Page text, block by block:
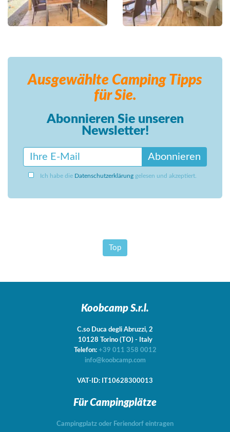
Ausgewählte Camping Tipps
für Sie.
Abonnieren Sie unseren
Newsletter!
Abonnieren
Ich habe die Datenschutzerklärung gelesen und akzeptiert.
Top
Koobcamp S.r.l.
C.so Duca degli Abruzzi, 2
10128 Torino (TO) - Italy
Telefon: +39 011 358 0012
info@koobcamp.com
VAT-ID: IT10628300013
Für Campingplätze
Campingplatz oder Feriendorf eintragen